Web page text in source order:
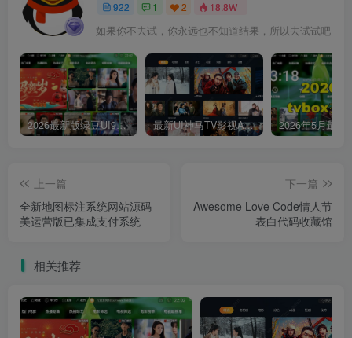
922 1 2 18.8W+
如果你不去试，你永远也不知道结果，所以去试试吧
2026最新版绿豆UI9双端影视APP源码 最新UI神马TV影视APP源码 乐檬影视苹果CMS后台 包含前后端源码
上一篇
全新地图标注系统网站源码
美运营版已集成支付系统
下一篇
Awesome Love Code情人节
表白代码收藏馆
相关推荐